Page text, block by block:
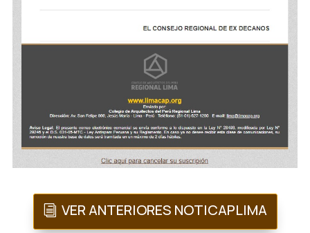
VER ANTERIORES NOTICAPLIMA